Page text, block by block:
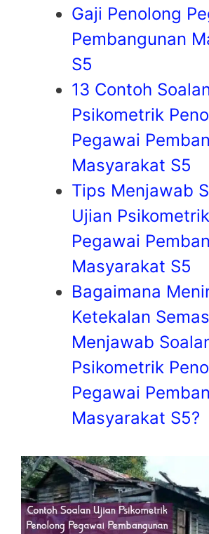
Gaji Penolong
Pembangunan
S5
13 Contoh
Psikometrik
Pegawai
Masyarakat S5
Tips Menjawab
Ujian
Pegawai
Masyarakat S5
Bagaimana
Ketekalan
Menjawab
Psikometrik
Pegawai
Masyarakat S5?